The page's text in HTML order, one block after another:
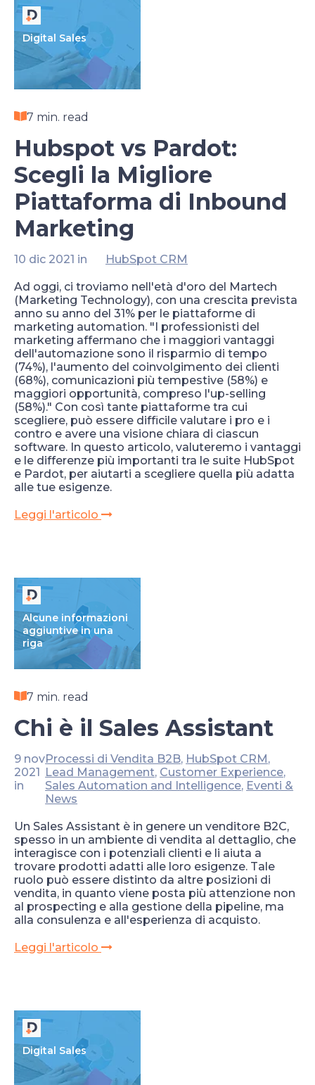
Digital Sales
7 min. read
Hubspot vs Pardot:
Scegli la Migliore
Piattaforma di Inbound
Marketing
10 dic 2021 in HubSpot CRM
Ad oggi, ci troviamo nell'età d'oro del Martech
(Marketing Technology), con una crescita prevista
anno su anno del 31% per le piattaforme di
marketing automation. "I professionisti del
marketing affermano che i maggiori vantaggi
dell'automazione sono il risparmio di tempo
(74%), l'aumento del coinvolgimento dei clienti
(68%), comunicazioni più tempestive (58%) e
maggiori opportunità, compreso l'up-selling
(58%)." Con così tante piattaforme tra cui
scegliere, può essere difficile valutare i pro e i
contro e avere una visione chiara di ciascun
software. In questo articolo, valuteremo i vantaggi
e le differenze più importanti tra le suite HubSpot
e Pardot, per aiutarti a scegliere quella più adatta
alle tue esigenze.
Leggi l'articolo
Alcune informazioni
aggiuntive in una
riga
7 min. read
Chi è il Sales Assistant
9 nov
2021
in
Processi di Vendita B2B, HubSpot CRM,
Lead Management, Customer Experience,
Sales Automation and Intelligence, Eventi &
News
Un Sales Assistant è in genere un venditore B2C,
spesso in un ambiente di vendita al dettaglio, che
interagisce con i potenziali clienti e li aiuta a
trovare prodotti adatti alle loro esigenze. Tale
ruolo può essere distinto da altre posizioni di
vendita, in quanto viene posta più attenzione non
al prospecting e alla gestione della pipeline, ma
alla consulenza e all'esperienza di acquisto.
Leggi l'articolo
Digital Sales